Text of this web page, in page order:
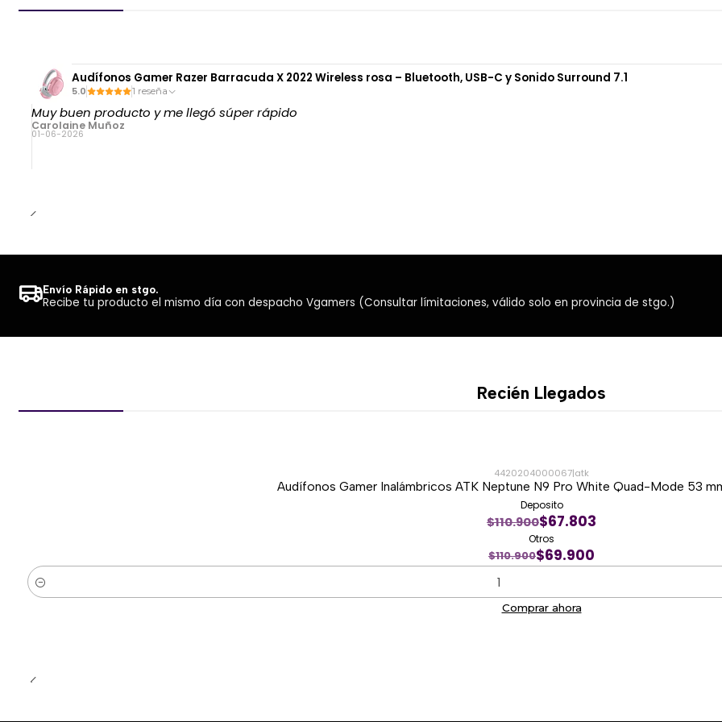
El AULA S98 utiliza una
las funciones de un teclado
Teclado numérico
Menor ocupación de
Mejor aprovechamiento
📡 Conectividad
El AULA S98 permite utilizar
USB-C cableado.
Bluetooth.
El modo inalámbrico 2.4
Audífonos Gamer Razer Barracuda X 2022 Wireless rosa – Bluetooth, USB-C y Sonido Surround 7.1
5.0 1 reseña
Muy buen producto y me llegó súper rápido
Carolaine Muñoz
01-06-2026
Envío Rápido en stgo.
Recibe tu producto el mismo día con despacho Vgamers (Consultar límitaciones, válido solo en provincia de stgo.)
Recién Llegados
4420204000067|atk
Audífonos Gamer Inalámbricos ATK Neptune N9 Pro White Quad-Mode 53
Deposito
$110.900$67.803
Otros
$110.900$69.900
Cantidad
Comprar ahora